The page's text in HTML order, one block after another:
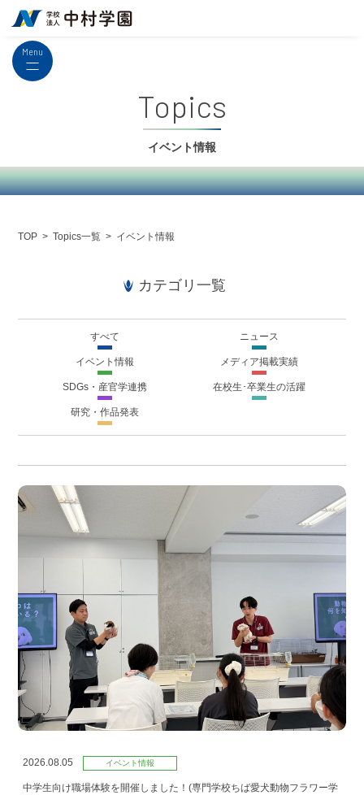
Menu
Topics
イベント情報
TOP Topics一覧 イベント情報
カテゴリ一覧
すべて ニュース
イベント情報 メディア掲載実績
SDGs・産官学連携 在校生･卒業生の活躍
研究・作品発表
2026.08.05 イベント情報
中学生向け職場体験を開催しました！(専門学校ちば愛犬動物フラワー学